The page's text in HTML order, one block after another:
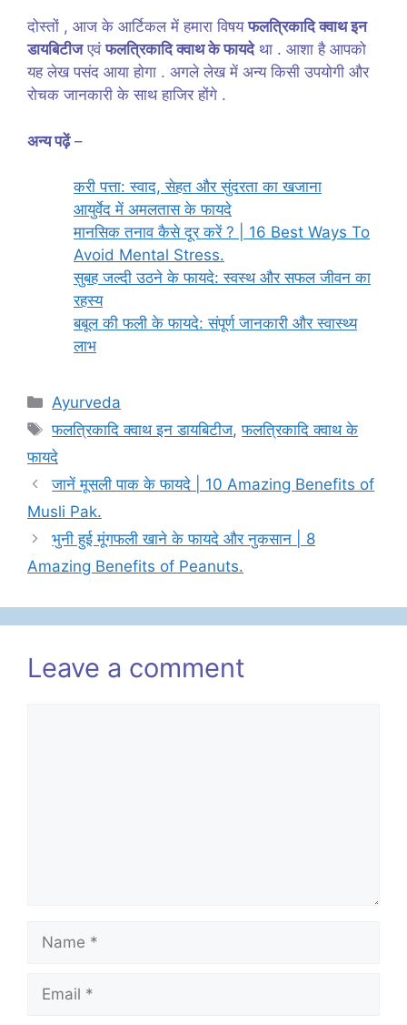
दोस्तों , आज के आर्टिकल में हमारा विषयफलत्रिकादि क्वाथ इन
डायबिटीजएवंफलत्रिकादि क्वाथ के फायदेथा . आशा है आपको
यह लेख पसंद आया होगा . अगले लेख में अन्य किसी उपयोगी और
रोचक जानकारी के साथ हाजिर होंगे .
अन्य पढ़ें–
करी पत्ता: स्वाद, सेहत और सुंदरता का खजाना
आयुर्वेद में अमलतास के फायदे
मानसिक तनाव कैसे दूर करें ? | 16 Best Ways To
Avoid Mental Stress.
सुबह जल्दी उठने के फायदे: स्वस्थ और सफल जीवन का
रहस्य
बबूल की फली के फायदे: संपूर्ण जानकारी और स्वास्थ्य
लाभ
Categories
Ayurveda
Tags
फलत्रिकादि क्वाथ इन डायबिटीज,फलत्रिकादि क्वाथ के
फायदे
जानें मूसली पाक के फायदे | 10 Amazing Benefits of
Musli Pak.
भुनी हुई मूंगफली खाने के फायदे और नुकसान | 8
Amazing Benefits of Peanuts.
Leave a comment
Name
Email